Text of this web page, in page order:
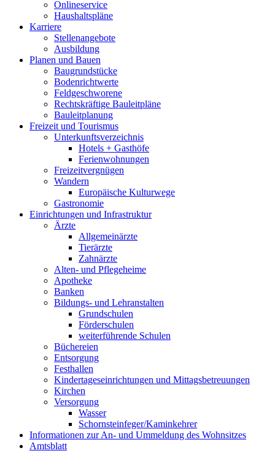
Onlineservice
Haushaltspläne
Karriere
Stellenangebote
Ausbildung
Planen und Bauen
Baugrundstücke
Bodenrichtwerte
Feldgeschworene
Rechtskräftige Bauleitpläne
Bauleitplanung
Freizeit und Tourismus
Unterkunftsverzeichnis
Hotels + Gasthöfe
Ferienwohnungen
Freizeitvergnügen
Wandern
Europäische Kulturwege
Gastronomie
Einrichtungen und Infrastruktur
Ärzte
Allgemeinärzte
Tierärzte
Zahnärzte
Alten- und Pflegeheime
Apotheke
Banken
Bildungs- und Lehranstalten
Grundschulen
Förderschulen
weiterführende Schulen
Büchereien
Entsorgung
Festhallen
Kindertageseinrichtungen und Mittagsbetreuungen
Kirchen
Versorgung
Wasser
Schornsteinfeger/Kaminkehrer
Informationen zur An- und Ummeldung des Wohnsitzes
Amtsblatt